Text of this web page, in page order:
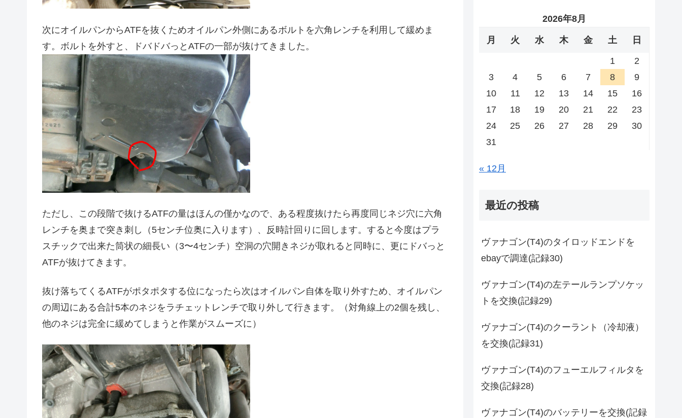
次にオイルパンからATFを抜くためオイルパン外側にあるボルトを六角レンチを利用して緩めま
す。ボルトを外すと、ドバドバっとATFの一部が抜けてきました。
ただし、この段階で抜けるATFの量はほんの僅かなので、ある程度抜けたら再度同じネジ穴に六角
レンチを奥まで突き刺し（5センチ位奥に入ります）、反時計回りに回します。すると今度はプラ
スチックで出来た筒状の細長い（3〜4センチ）空洞の穴開きネジが取れると同時に、更にドバっと
ATFが抜けてきます。
抜け落ちてくるATFがポタポタする位になったら次はオイルパン自体を取り外すため、オイルパン
の周辺にある合計5本のネジをラチェットレンチで取り外して行きます。（対角線上の2個を残し、
他のネジは完全に緩めてしまうと作業がスムーズに）
2026年8月
月 火 水 木 金 土 日
1
2
3
4 5 6 7 8
9
10
11 12 13 14 15
16
17
18 19 20 21 22
23
24
25 26 27 28 29
30
31
« 12月
最近の投稿
ヴァナゴン(T4)のタイロッドエンドを
ebayで調達(記録30)
ヴァナゴン(T4)の左テールランプソケッ
トを交換(記録29)
ヴァナゴン(T4)のクーラント（冷却液）
を交換(記録31)
ヴァナゴン(T4)のフューエルフィルタを
交換(記録28)
ヴァナゴン(T4)のバッテリーを交換(記録